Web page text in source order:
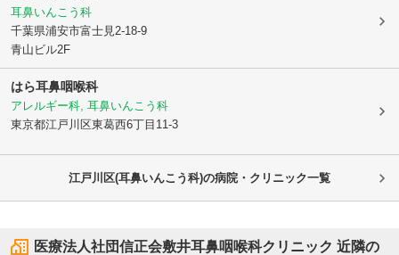
耳鼻いんこう科
千葉県浦安市富士見2-18-9
青山ビル2F
はら耳鼻咽喉科
アレルギー科, 耳鼻いんこう科
東京都江戸川区東葛西6丁目11-3
江戸川区(耳鼻いんこう科)の病院・クリニック一覧
医療法人社団信正会敷井耳鼻咽喉科クリニック 近隣の